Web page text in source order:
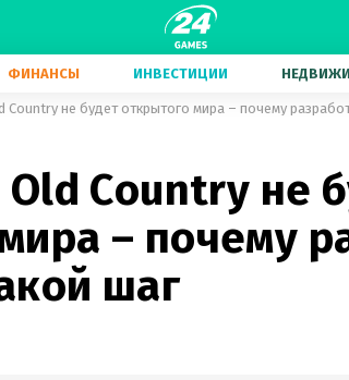
ФИНАНСЫ ИНВЕСТИЦИИ
Country не будет открытого мира – почему
Country не
– почему
шаг